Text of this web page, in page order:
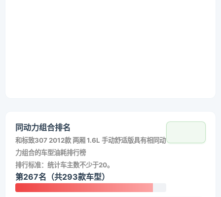
同动力组合排名
和标致307 2012款 两厢 1.6L 手动舒适版具有相同动
力组合的车型油耗排行榜
排行标准：统计车主数不少于20。
第267名（共293款车型）